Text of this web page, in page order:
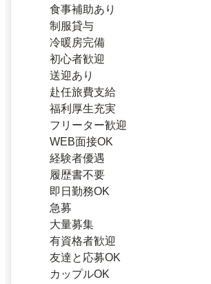
食事補助あり
制服貸与
冷暖房完備
初心者歓迎
送迎あり
赴任旅費支給
福利厚生充実
フリーター歓迎
WEB面接OK
経験者優遇
履歴書不要
即日勤務OK
急募
大量募集
有資格者歓迎
友達と応募OK
カップルOK